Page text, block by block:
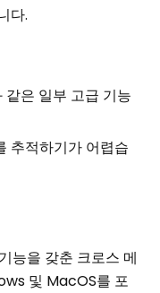
다.
같은 일부 고급 기능
추적하기가 어렵습
능을 갖춘 크로스 메
및 MacOS를 포